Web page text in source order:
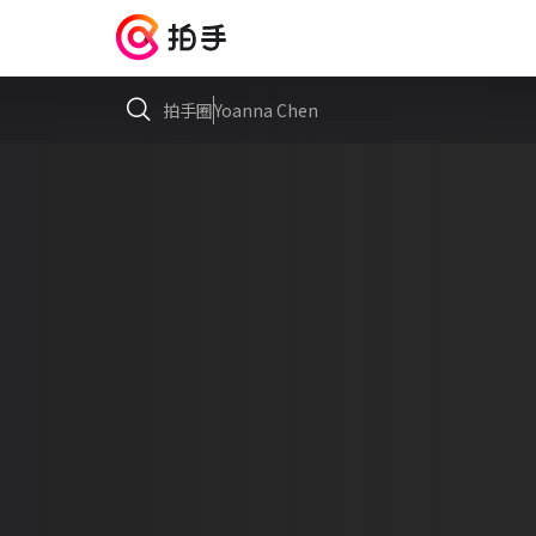
拍手圈Yoanna Chen